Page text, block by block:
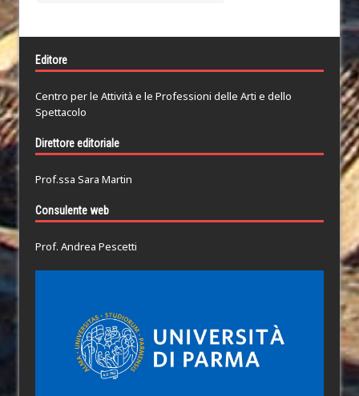
Editore
Centro per le Attività e le Professioni delle Arti e dello
Spettacolo
Direttore editoriale
Prof.ssa Sara Martin
Consulente web
Prof. Andrea Pescetti